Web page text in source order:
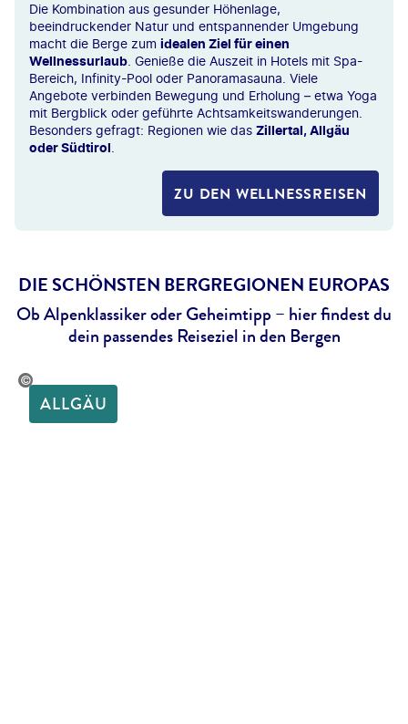
Die Kombination aus gesunder Höhenlage,
beeindruckender Natur und entspannender Umgebung
macht die Berge zum idealen Ziel für einen
Wellnessurlaub . Genieße die Auszeit in Hotels mit Spa-
Bereich, Infinity-Pool oder Panoramasauna. Viele
Angebote verbinden Bewegung und Erholung – etwa Yoga
mit Bergblick oder geführte Achtsamkeitswanderungen.
Besonders gefragt: Regionen wie das Zillertal, Allgäu
oder Südtirol
ZU DEN WELLNESSREISEN
DIE SCHÖNSTEN BERGREGIONEN EUROPAS
Ob Alpenklassiker oder Geheimtipp – hier findest du
dein passendes Reiseziel in den Bergen
gty
ALLGÄU